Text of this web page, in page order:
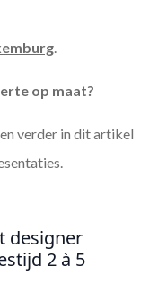
.
op maat?
verder in dit artikel
designer
2 à 5